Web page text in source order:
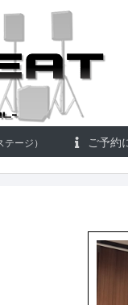
式会社
テージ） ご予約